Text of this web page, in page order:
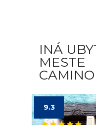
INÁ
MESTE
9.3